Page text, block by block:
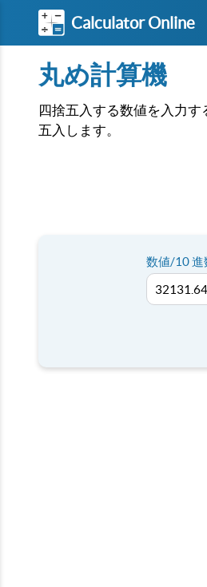
Calculator Online
丸め計算機
四捨五入する数値を入力
五入します。
数値/10 進